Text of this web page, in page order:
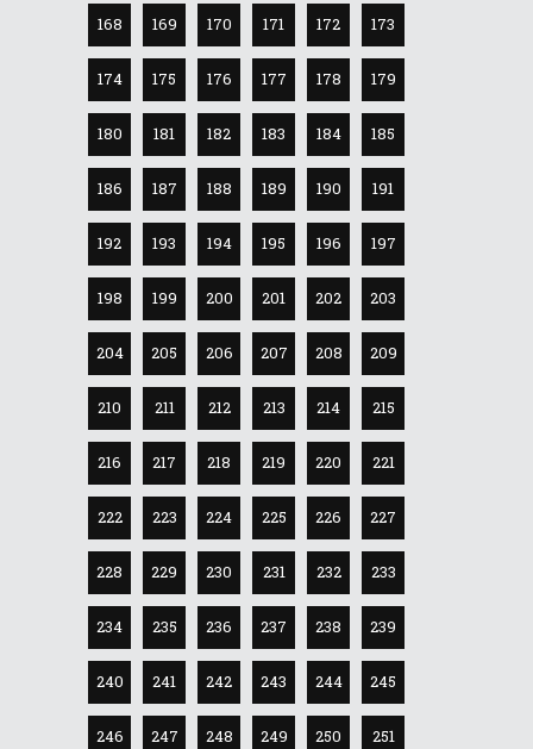
168 169 170 171 172 173
174 175 176 177 178 179
180 181 182 183 184 185
186 187 188 189 190 191
192 193 194 195 196 197
198 199 200 201 202 203
204 205 206 207 208 209
210 211 212 213 214 215
216 217 218 219 220 221
222 223 224 225 226 227
228 229 230 231 232 233
234 235 236 237 238 239
240 241 242 243 244 245
246 247 248 249 250 251